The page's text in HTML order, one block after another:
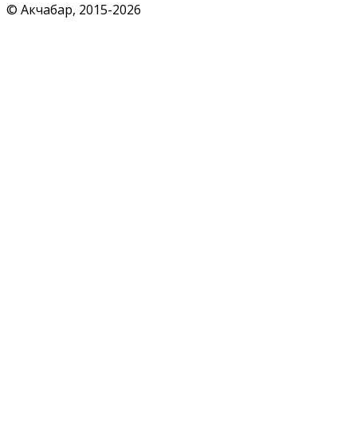
© Акчабар, 2015-2026